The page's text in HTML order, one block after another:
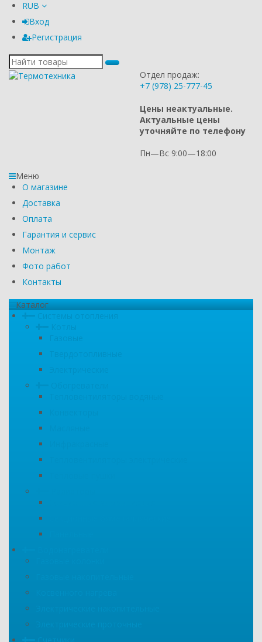
RUB
Вход
Регистрация
Отдел продаж:
+7 (978) 25-777-45
Цены неактуальные.
Актуальные цены
уточняйте по телефону
Пн—Вс 9:00—18:00
Меню
О магазине
Доставка
Оплата
Гарантия и сервис
Монтаж
Фото работ
Контакты
Каталог
Системы отопления